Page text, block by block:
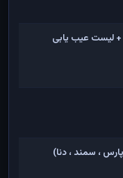
+ لیست عیب یابی